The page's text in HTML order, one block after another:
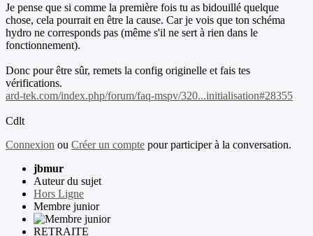
Je pense que si comme la première fois tu as bidouillé quelque
chose, cela pourrait en être la cause. Car je vois que ton schéma
hydro ne corresponds pas (même s'il ne sert à rien dans le
fonctionnement).
Donc pour être sûr, remets la config originelle et fais tes
vérifications.
ard-tek.com/index.php/forum/faq-mspv/320...initialisation#28355
Cdlt
Connexion ou Créer un compte pour participer à la conversation.
jbmur
Auteur du sujet
Hors Ligne
Membre junior
RETRAITE